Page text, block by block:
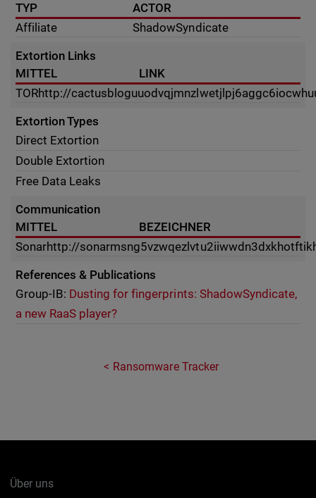
TYP
ACTOR
Affiliate
ShadowSyndicate
Extortion Links
MITTEL
LINK
TORhttp://
Extortion Types
Direct Extortion
Double Extortion
Free Data Leaks
Communication
MITTEL
BEZEICHNER
Sonarhttp://
References & Publications
Group-IB: Dusting for fingerprints: ShadowSyndicate,
a new RaaS player?
Ransomware Tracker
Über uns